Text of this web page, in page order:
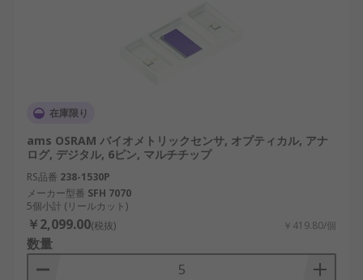
在庫限り
ams OSRAM バイオメトリックセンサ, オプティカル, アナ
ログ, デジタル, 6ピン, マルチチップ
RS品番 238-1530P
メーカー型番 SFH 7070
5個小計 (リールカット)
￥2,099.00(税抜) ￥419.80/個
数量